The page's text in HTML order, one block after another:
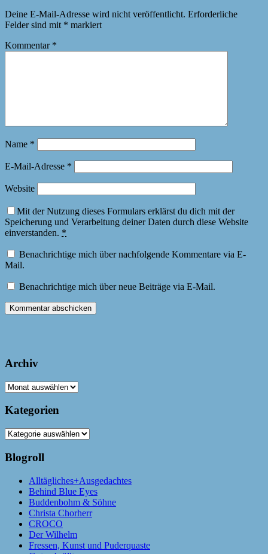
Deine E-Mail-Adresse wird nicht veröffentlicht. Erforderliche
Felder sind mit * markiert
Kommentar *
Name *
E-Mail-Adresse *
Website
Mit der Nutzung dieses Formulars erklärst du dich mit der
Speicherung und Verarbeitung deiner Daten durch diese Website
einverstanden. *
Benachrichtige mich über nachfolgende Kommentare via E-
Mail.
Benachrichtige mich über neue Beiträge via E-Mail.
Archiv
Archiv
Kategorien
Kategorien
Blogroll
Alltägliches+Ausgedachtes
Behind Blue Eyes
Buddenbohm & Söhne
Christa Chorherr
CROCO
Der Wilhelm
Fressen, Kunst und Puderquaste